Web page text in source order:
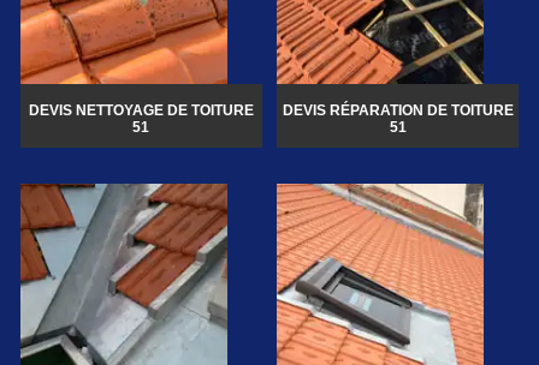
DEVIS NETTOYAGE DE TOITURE
51
DEVIS RÉPARATION DE TOITURE
51